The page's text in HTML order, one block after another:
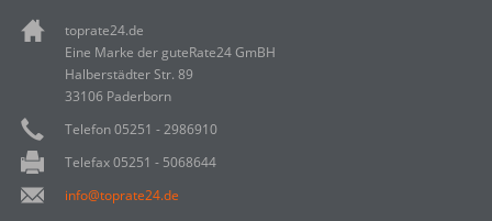
toprate24.de
Eine Marke der guteRate24 GmBH
Halberstädter Str. 89
33106 Paderborn
Telefon 05251 - 2986910
Telefax 05251 - 5068644
info@toprate24.de